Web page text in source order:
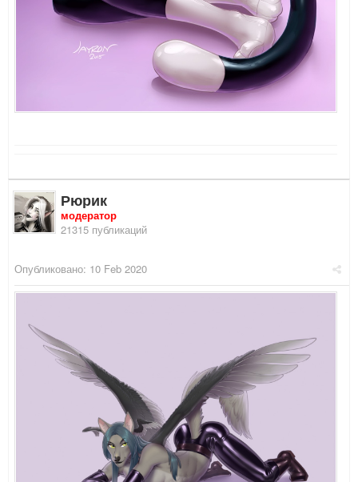
Рюрик
модератор
21315 публикаций
Опубликовано: 10 Feb 2020